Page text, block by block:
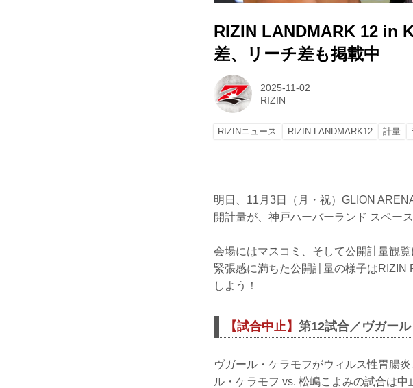
RIZIN LANDMARK 12 in
差、リーチ差も掲載中
2025-11-02
RIZIN
RIZINニュース RIZIN LANDMARK12 計量
明日、11月3日（月・祝）GLION
開計量が、神戸ハーバーランド スペー
会場にはマスコミ、そして公開計量観
緊張感に満ちた公開計量の様子はRIZIN
しよう！
【試合中止】 第12試合／ヴガー
ヴガール・ケラモフがウィルス性胃腸
ル・ケラモフ vs. 松嶋こよみの試合は中